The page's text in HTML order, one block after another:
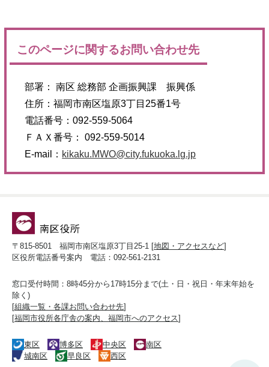
このページに関するお問い合わせ先
部署： 南区 総務部 企画振興課 振興係
住所：福岡市南区塩原3丁目25番1号
電話番号：092-559-5064
ＦＡＸ番号： 092-559-5014
E-mail： kikaku.MWO@city.fukuoka.lg.jp
〒815-8501 福岡市南区塩原3丁目25-1 [地図・アクセスなど]
区役所電話番号案内 電話：092-561-2131
窓口受付時間：8時45分から17時15分まで(土・日・祝日・年末年始を
除く)
[組織一覧・各課お問い合わせ先]
[福岡市役所各庁舎の案内、福岡市へのアクセス]
東区 博多区 中央区
南区
城南区
早良区 西区